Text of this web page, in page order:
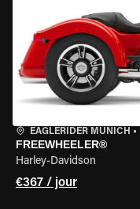
EAGLERIDER MUNICH •
FREEWHEELER®
Harley-Davidson
€367 / jour